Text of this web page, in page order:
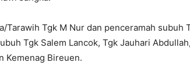
Tarawih Tgk M Nur dan penceramah subuh
Tgk Salem Lancok, Tgk Jauhari
Kemenag Bireuen.